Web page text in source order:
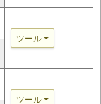
ツール
ツール